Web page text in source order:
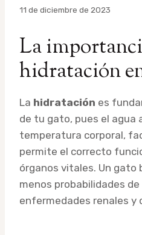
Por
11 de diciembre de 2023
La
hidratación
La hidratación es
de tu gato, pues el agua
temperatura corporal,
permite el correcto
órganos vitales. Un gato
menos probabilidades
enfermedades renales y